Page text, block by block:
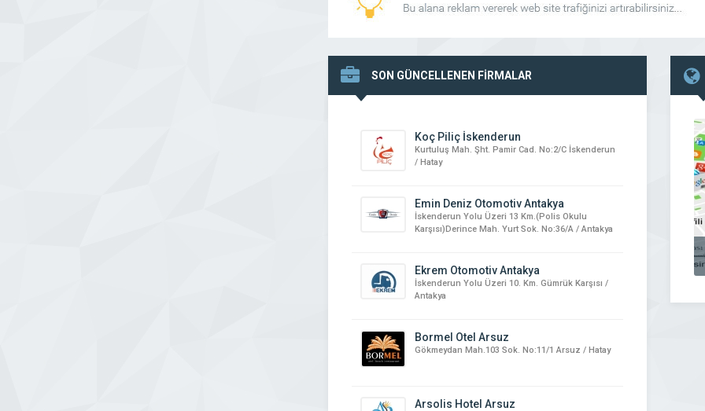
SON GÜNCELLENEN FİRMALAR
Koç Piliç İskenderun
Kurtuluş Mah. Şht. Pamir Cad. No:2/C İskenderun
/ Hatay
Emin Deniz Otomotiv Antakya
İskenderun Yolu Üzeri 13 Km.(Polis Okulu
Karşısı)Derince Mah. Yurt Sok. No:36/A / Antakya
Ekrem Otomotiv Antakya
İskenderun Yolu Üzeri 10. Km. Gümrük Karşısı /
Antakya
Bormel Otel Arsuz
Gökmeydan Mah.103 Sok. No:11/1 Arsuz / Hatay
Arsolis Hotel Arsuz